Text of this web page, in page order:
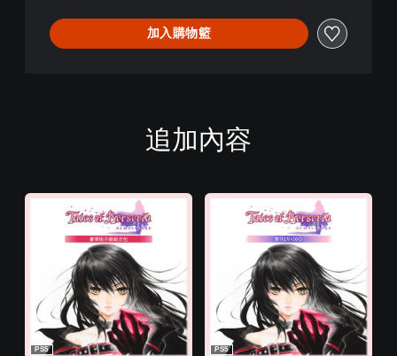
加入購物籃
追加內容
PS5 PS5